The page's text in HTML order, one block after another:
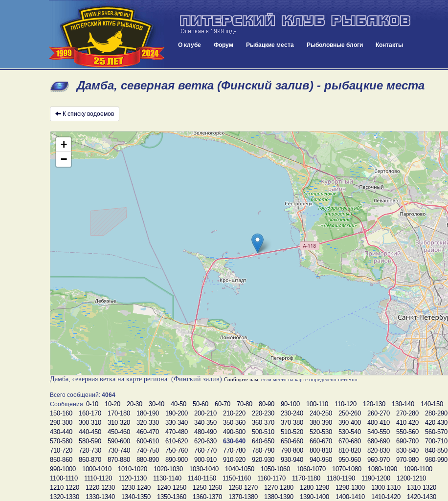
О клубе Форум Рыбацкие места Рыболовные блоги Контакты
Дамба, северная ветка (Финский залив) - рыбацкие места
К списку водоемов
+
−
Дамба, северная ветка на карте региона: (Финский залив) Сообщите нам , если место на карте определено неточно
Всего сообщений: 4064
Сообщения: 0-10 10-20 20-30 30-40 40-50 50-60 60-70 70-80 80-90 90-100 100-110 110-120 120-130 130-140
140-150
150-160
160-170 170-180 180-190 190-200 200-210 210-220 220-230 230-240 240-250 250-260 260-270 270-280
280-290
290-300
300-310 310-320 320-330 330-340 340-350 350-360 360-370 370-380 380-390 390-400 400-410 410-420
420-430
430-440
440-450 450-460 460-470 470-480 480-490 490-500 500-510 510-520 520-530 530-540 540-550 550-560
560-570
570-580
580-590 590-600 600-610 610-620 620-630 630-640 640-650 650-660 660-670 670-680 680-690 690-700
700-710
710-720
720-730 730-740 740-750 750-760 760-770 770-780 780-790 790-800 800-810 810-820 820-830 830-840
840-850
850-860
860-870 870-880 880-890 890-900 900-910 910-920 920-930 930-940 940-950 950-960 960-970 970-980
980-990
990-1000
1000-1010 1010-1020 1020-1030 1030-1040 1040-1050 1050-1060 1060-1070 1070-1080 1080-1090
1090-1100
1100-1110
1110-1120 1120-1130 1130-1140 1140-1150 1150-1160 1160-1170 1170-1180 1180-1190 1190-1200
1200-1210
1210-1220
1220-1230 1230-1240 1240-1250 1250-1260 1260-1270 1270-1280 1280-1290 1290-1300 1300-1310
1310-1320
1320-1330
1330-1340 1340-1350 1350-1360 1360-1370 1370-1380 1380-1390 1390-1400 1400-1410 1410-1420
1420-1430